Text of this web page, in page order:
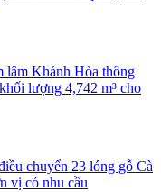
lâm Khánh Hòa thông
lượng 4,742 m³ cho
chuyển 23 lóng gỗ Cà
vị có nhu cầu